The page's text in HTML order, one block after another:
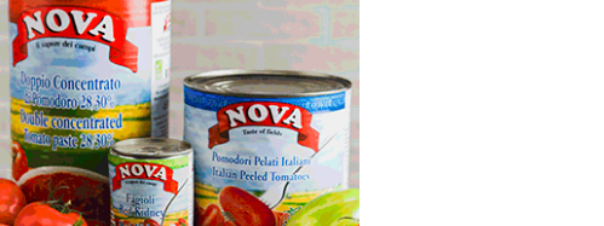
07.08.2026- 14:28 153
HADISƏ
Sumqayıtda avtomobil qaçıran və
çimərlikdə mobil telefon oğurlayan
şəxslər saxlanılıb
07.08.2026- 14:15 156